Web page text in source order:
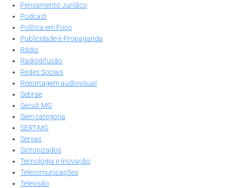
Pensamento Jurídico
Podcast
Política em Foco
Publicidade e Propaganda
Rádio
Radiodifusão
Redes Sociais
Reportagem audiovisual
Sebrae
Secult MG
Sem categoria
SERT-MG
Servas
Sintonizados
Tecnologia e Inovação
Telecomunicações
Televisão